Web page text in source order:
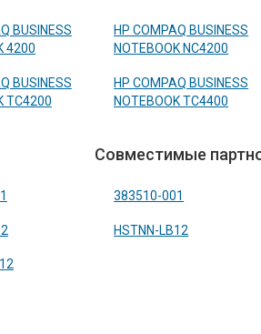
BUSINESS
4200
HP COMPAQ BUSINESS
NOTEBOOK NC4200
BUSINESS
TC4200
HP COMPAQ BUSINESS
NOTEBOOK TC4400
Совместимые
383510-001
HSTNN-LB12